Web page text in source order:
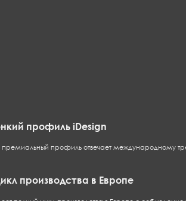
профиль iDesign
премиальный профиль отвечает международному
производства в Европе